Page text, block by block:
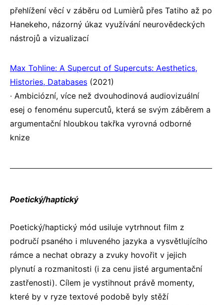
přehlížení věcí v záběru od Lumièrů přes Tatiho až po
Hanekeho, názorný úkaz využívání neurovědeckých
nástrojů a vizualizací
Max Tohline: A Supercut of Supercuts: Aesthetics,
Histories, Databases (2021)
∙ Ambiciózní, více než dvouhodinová audiovizuální
esej o fenoménu supercutů, která se svým záběrem a
argumentační hloubkou takřka vyrovná odborné
knize
Poetický/haptický
Poetický/haptický mód usiluje vytrhnout film z
područí psaného i mluveného jazyka a vysvětlujícího
rámce a nechat obrazy a zvuky hovořit v jejich
plynutí a rozmanitosti (i za cenu jisté argumentační
zastřenosti). Cílem je vystihnout právě momenty,
které by v ryze textové podobě byly stěží